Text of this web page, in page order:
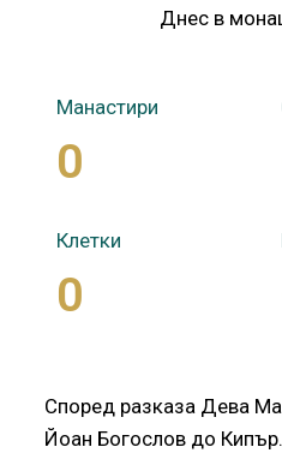
Днес в
Манастири
0
Клетки
0
Според разказа Дева
Йоан Богослов до